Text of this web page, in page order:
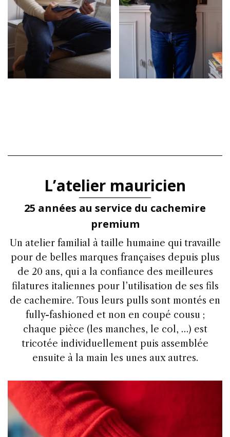
L’atelier mauricien
25 années au service du cachemire
premium
Un atelier familial à taille humaine qui travaille
pour de belles marques françaises depuis plus
de 20 ans, qui a la confiance des meilleures
filatures italiennes pour l’utilisation de ses fils
de cachemire. Tous leurs pulls sont montés en
fully-fashioned et non en coupé cousu ;
chaque pièce (les manches, le col, …) est
tricotée individuellement puis assemblée
ensuite à la main les unes aux autres.